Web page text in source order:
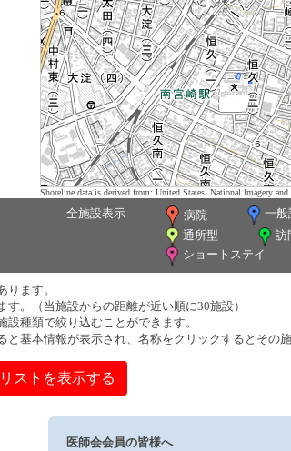
Shoreline data is derived from: United States. National Imagery
全施設表示 病院 一般
通所型
訪
ショートステイ
ります。
。（当施設からの距離が近い順に30施設）
種類で絞り込むことができます。
と基本情報が表示され、名称をクリックするとその
ストを表示する
医師会会員の皆様へ